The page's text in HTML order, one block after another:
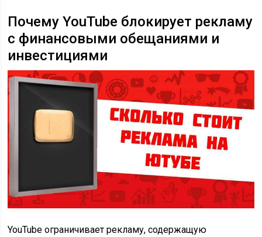
Почему YouTube блокирует рекламу
с финансовыми обещаниями и
инвестициями
YouTube ограничивает рекламу, содержащую